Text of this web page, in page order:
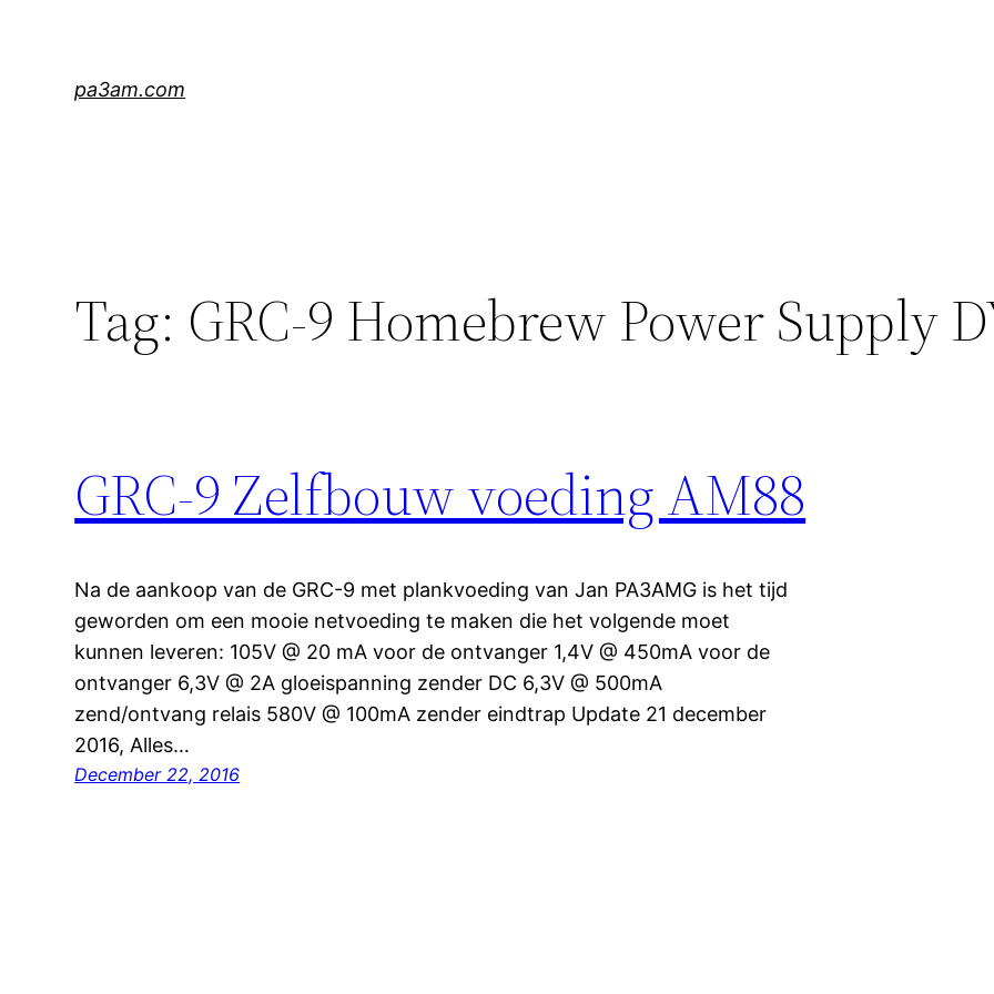
pa3am.com
Tag: GRC-9 Homebrew Power Supply
GRC-9 Zelfbouw voeding AM88
Na de aankoop van de GRC-9 met plankvoeding van Jan PA3AMG is het tijd
geworden om een mooie netvoeding te maken die het volgende moet
kunnen leveren: 105V @ 20 mA voor de ontvanger 1,4V @ 450mA voor de
ontvanger 6,3V @ 2A gloeispanning zender DC 6,3V @ 500mA
zend/ontvang relais 580V @ 100mA zender eindtrap Update 21 december
2016, Alles…
December 22, 2016